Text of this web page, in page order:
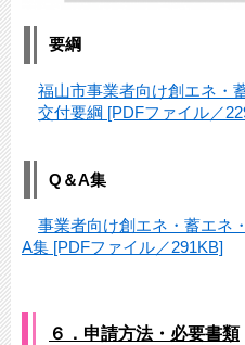
要綱
福山市事業者向け創エネ・
交付要綱 [PDFファイル／
Q＆A集
事業者向け創エネ・蓄エネ
A集 [PDFファイル／291KB]
６．申請方法・必要書類